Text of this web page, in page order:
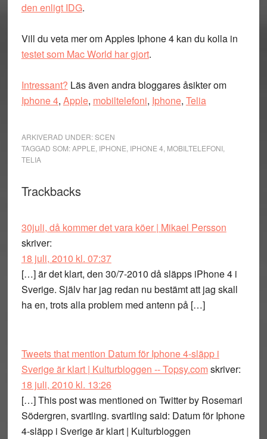
den enligt IDG.
Vill du veta mer om Apples Iphone 4 kan du kolla in
testet som Mac World har gjort.
Intressant? Läs även andra bloggares åsikter om
Iphone 4, Apple, mobiltelefoni, Iphone, Telia
ARKIVERAD UNDER:SCEN
TAGGAD SOM:APPLE IPHONE IPHONE 4 MOBILTELEFONI,
TELIA
Läsarkommentarer
Trackbacks
30juli, då kommer det vara köer | Mikael Persson
skriver:
18 juli, 2010 kl. 07:37
[…] är det klart, den 30/7-2010 då släpps iPhone 4 i
Sverige. Själv har jag redan nu bestämt att jag skall
ha en, trots alla problem med antenn på […]
Tweets that mention Datum för Iphone 4-släpp i
Sverige är klart | Kulturbloggen -- Topsy.comskriver:
18 juli, 2010 kl. 13:26
[…] This post was mentioned on Twitter by Rosemari
Södergren, svartling. svartling said: Datum för Iphone
4-släpp i Sverige är klart | Kulturbloggen